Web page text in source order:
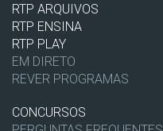
RTP ARQUIVOS
RTP ENSINA
RTP PLAY
EM DIRETO
REVER PROGRAMAS
CONCURSOS